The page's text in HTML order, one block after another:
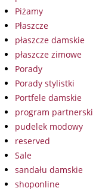
Piżamy
Płaszcze
płaszcze damskie
płaszcze zimowe
Porady
Porady stylistki
Portfele damskie
program partnerski
pudelek modowy
reserved
Sale
sandału damskie
shoponline